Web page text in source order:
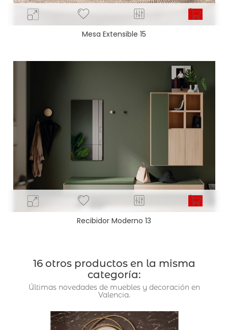
Mesa Extensible 15
Recibidor Moderno 13
16 otros productos en la misma
categoría:
Últimas novedades de muebles y decoración en
Valencia.